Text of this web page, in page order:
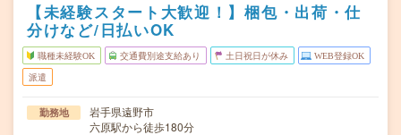
【未経験スタート大歓迎！】梱包・出荷・仕
分けなど/日払いOK
職種未経験OK 交通費別途支給あり 土日祝日が休み WEB登録OK
派遣
勤務地
岩手県遠野市
六原駅から徒歩180分